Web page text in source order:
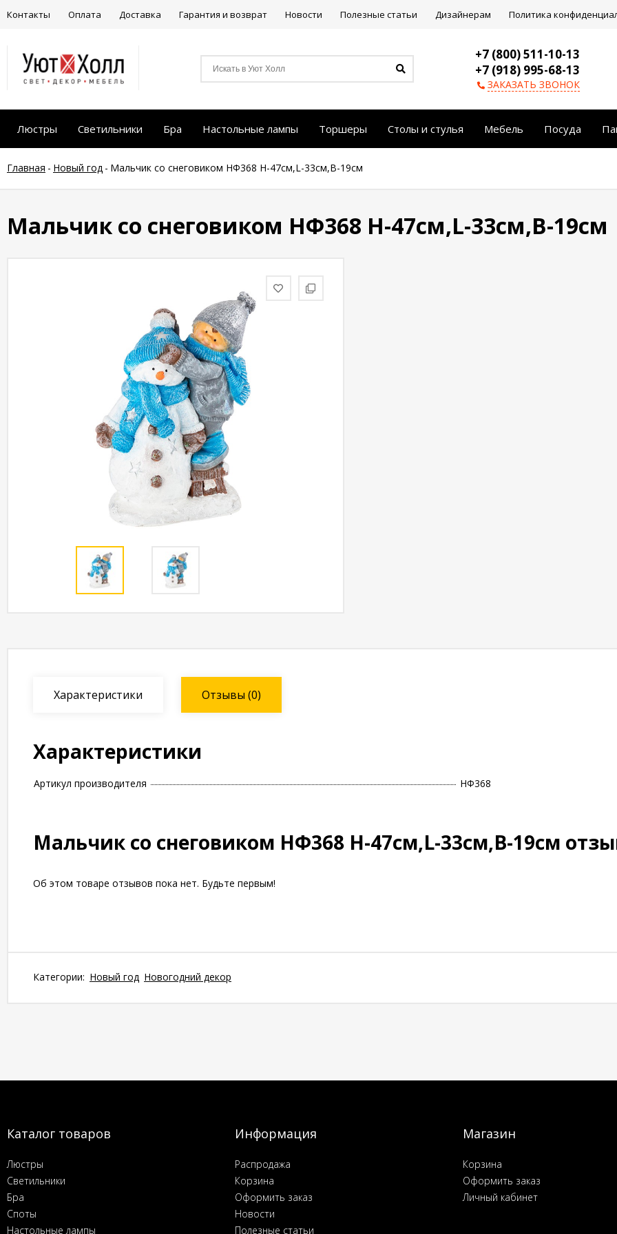
Контакты Оплата Доставка Гарантия и возврат Новости Полезные статьи Дизайнерам Политика
+7 (800) 511-10-13
+7 (918) 995-68-13
ЗАКАЗАТЬ ЗВОНОК
Люстры Светильники Бра Настольные лампы Торшеры Столы и стулья Мебель Посуда
Главная - Новый год - Мальчик со снеговиком НФ368 Н-47см,L-33см,В-19см
Мальчик со снеговиком НФ368 Н-47см,L-33см,В-19см
Характеристики Отзывы (0)
Характеристики
Артикул производителя НФ368
Мальчик со снеговиком НФ368 Н-47см,L-33см,В-19см
Об этом товаре отзывов пока нет. Будьте первым!
Категории: Новый год Новогодний декор
Каталог товаров
Люстры
Светильники
Бра
Споты
Настольные лампы
Информация
Распродажа
Корзина
Оформить заказ
Новости
Полезные статьи
Магазин
Корзина
Оформить заказ
Личный кабинет